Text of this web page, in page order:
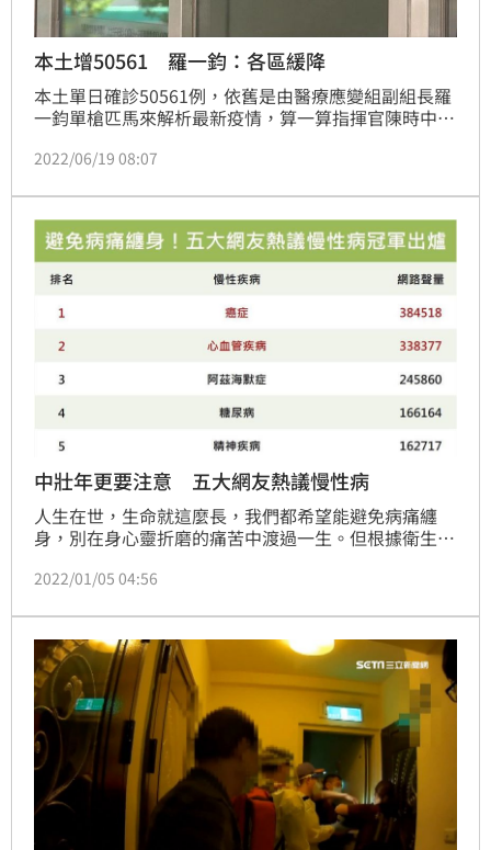
本土增50561 羅一鈞：各區緩降
本土單日確診50561例，依舊是由醫療應變組副組長羅
一鈞單槍匹馬來解析最新疫情，算一算指揮官陳時中已
官身體健康狀況如何。而羅一鈞也針對疫情做出解析，
人急救無效；另一人還在積極治療。
2022/06/19 08:07
中壯年更要注意 五大網友熱議慢性病
人生在世，生命就這麼長，我們都希望能避免病痛纏
身，別在身心靈折磨的痛苦中渡過一生。但根據衛生福
關，其中心血管疾病及糖尿病位居前五名，約有4萬人
的生活。
2022/01/05 04:56